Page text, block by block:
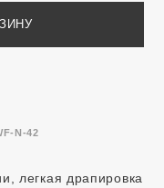
N-42
легкая драпировка